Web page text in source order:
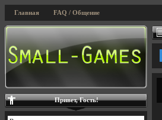
Главная FAQ / Общение
Привет, Гость!